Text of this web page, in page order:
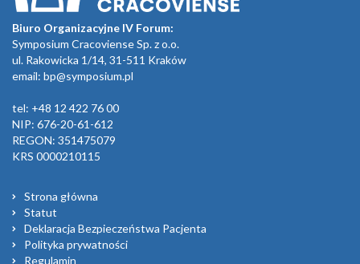
Biuro Organizacyjne IV Forum:
Symposium Cracoviense Sp. z o.o.
ul. Rakowicka 1/14, 31-511 Kraków
email: bp@symposium.pl
tel: +48 12 422 76 00
NIP: 676-20-61-612
REGON: 351475079
KRS 0000210115
Strona główna
Statut
Deklaracja Bezpieczeństwa Pacjenta
Polityka prywatności
Regulamin